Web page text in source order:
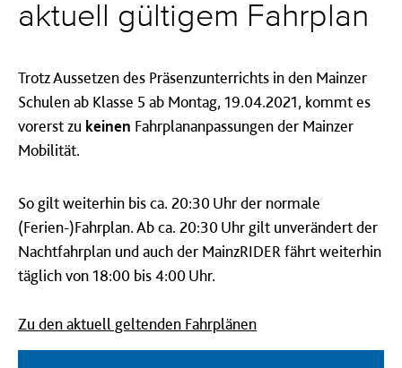
aktuell gültigem Fahrplan
Trotz Aussetzen des Präsenzunterrichts in den Mainzer
Schulen ab Klasse 5 ab Montag, 19.04.2021, kommt es
vorerst zu keinen Fahrplananpassungen der Mainzer
Mobilität.
So gilt weiterhin bis ca. 20:30 Uhr der normale
(Ferien-)Fahrplan. Ab ca. 20:30 Uhr gilt unverändert der
Nachtfahrplan und auch der MainzRIDER fährt weiterhin
täglich von 18:00 bis 4:00 Uhr.
Zu den aktuell geltenden Fahrplänen